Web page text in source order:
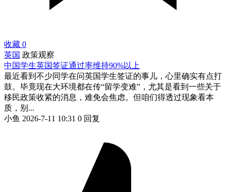
收藏 0
英国 政策观察
中国学生英国签证通过率维持90%以上
最近看到不少同学在问英国学生签证的事儿，心里确实有点打
鼓。毕竟现在大环境都在传“留学变难”，尤其是看到一些关于
移民政策收紧的消息，难免会焦虑。但咱们得透过现象看本
质，别...
小鱼 2026-7-11 10:31 0 回复